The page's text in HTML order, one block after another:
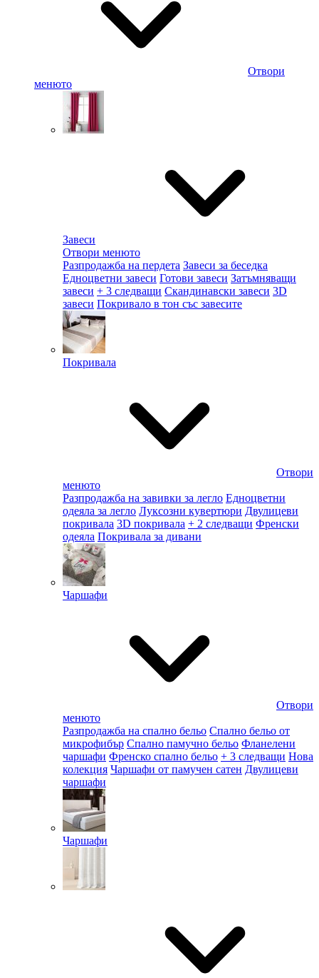
Отвори
менюто
Завеси
Отвори менюто
Разпродажба на пердета Завеси за беседка
Едноцветни завеси Готови завеси Затъмняващи
завеси + 3 следващи Скандинавски завеси 3D
завеси Покривало в тон със завесите
Покривала
Отвори
менюто
Разпродажба на завивки за легло Едноцветни
одеяла за легло Луксозни кувертюри Двулицеви
покривала 3D покривала + 2 следващи Френски
одеяла Покривала за дивани
Чаршафи
Отвори
менюто
Разпродажба на спално бельо Спално бельо от
микрофибър Спално памучно бельо Фланелени
чаршафи Френско спално бельо + 3 следващи Нова
колекция Чаршафи от памучен сатен Двулицеви
чаршафи
Чаршафи